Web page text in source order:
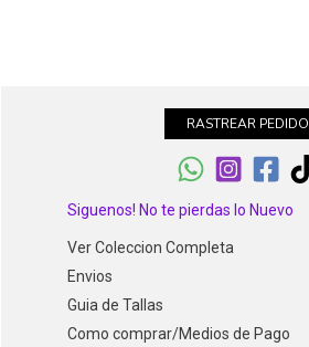
RASTREAR PEDIDO
Siguenos! No te pierdas lo Nuevo
Ver Coleccion Completa
Envios
Guia de Tallas
Como comprar/Medios de Pago